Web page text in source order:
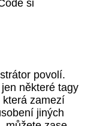
si
povolí.
některé tagy
zamezí
jiných